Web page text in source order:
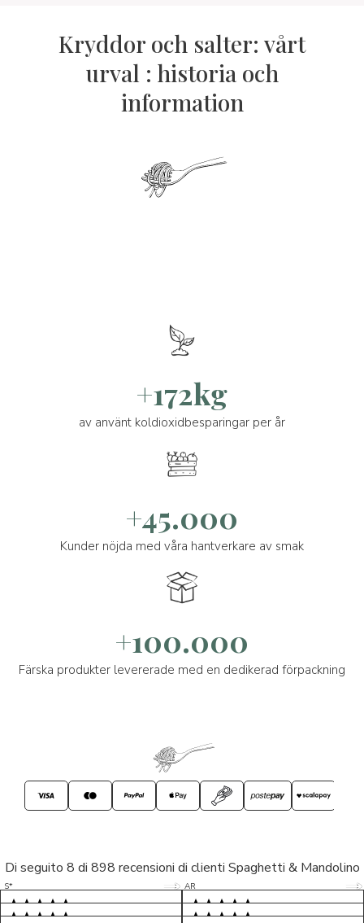
Kryddor och salter: vårt
urval : historia och
information
+172kg
av använt koldioxidbesparingar per år
+45.000
Kunder nöjda med våra hantverkare av smak
+100.000
Färska produkter levererade med en dedikerad förpackning
Di seguito 8 di 898 recensioni di clienti Spaghetti & Mandolino
S* 5/5
LP 5/5
M* 5/5
AR 5/5
D* 5/5
S* 5/5